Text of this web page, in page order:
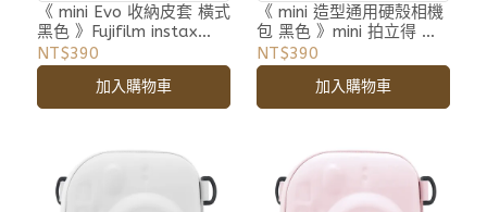
《 mini Evo 收納皮套 橫式
黑色 》Fujifilm instax
FI019 富士 拍立得 專用皮
套 附背帶
NT$390
加入購物車
《 mini 造型通用硬殼相機
包 黑色 》mini 拍立得 專
用 相機包 收納包 附背帶
NT$390
加入購物車